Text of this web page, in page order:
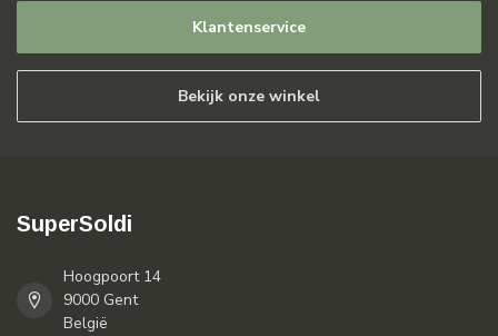
Klantenservice
Bekijk onze winkel
SuperSoldi
Hoogpoort 14
9000 Gent
België